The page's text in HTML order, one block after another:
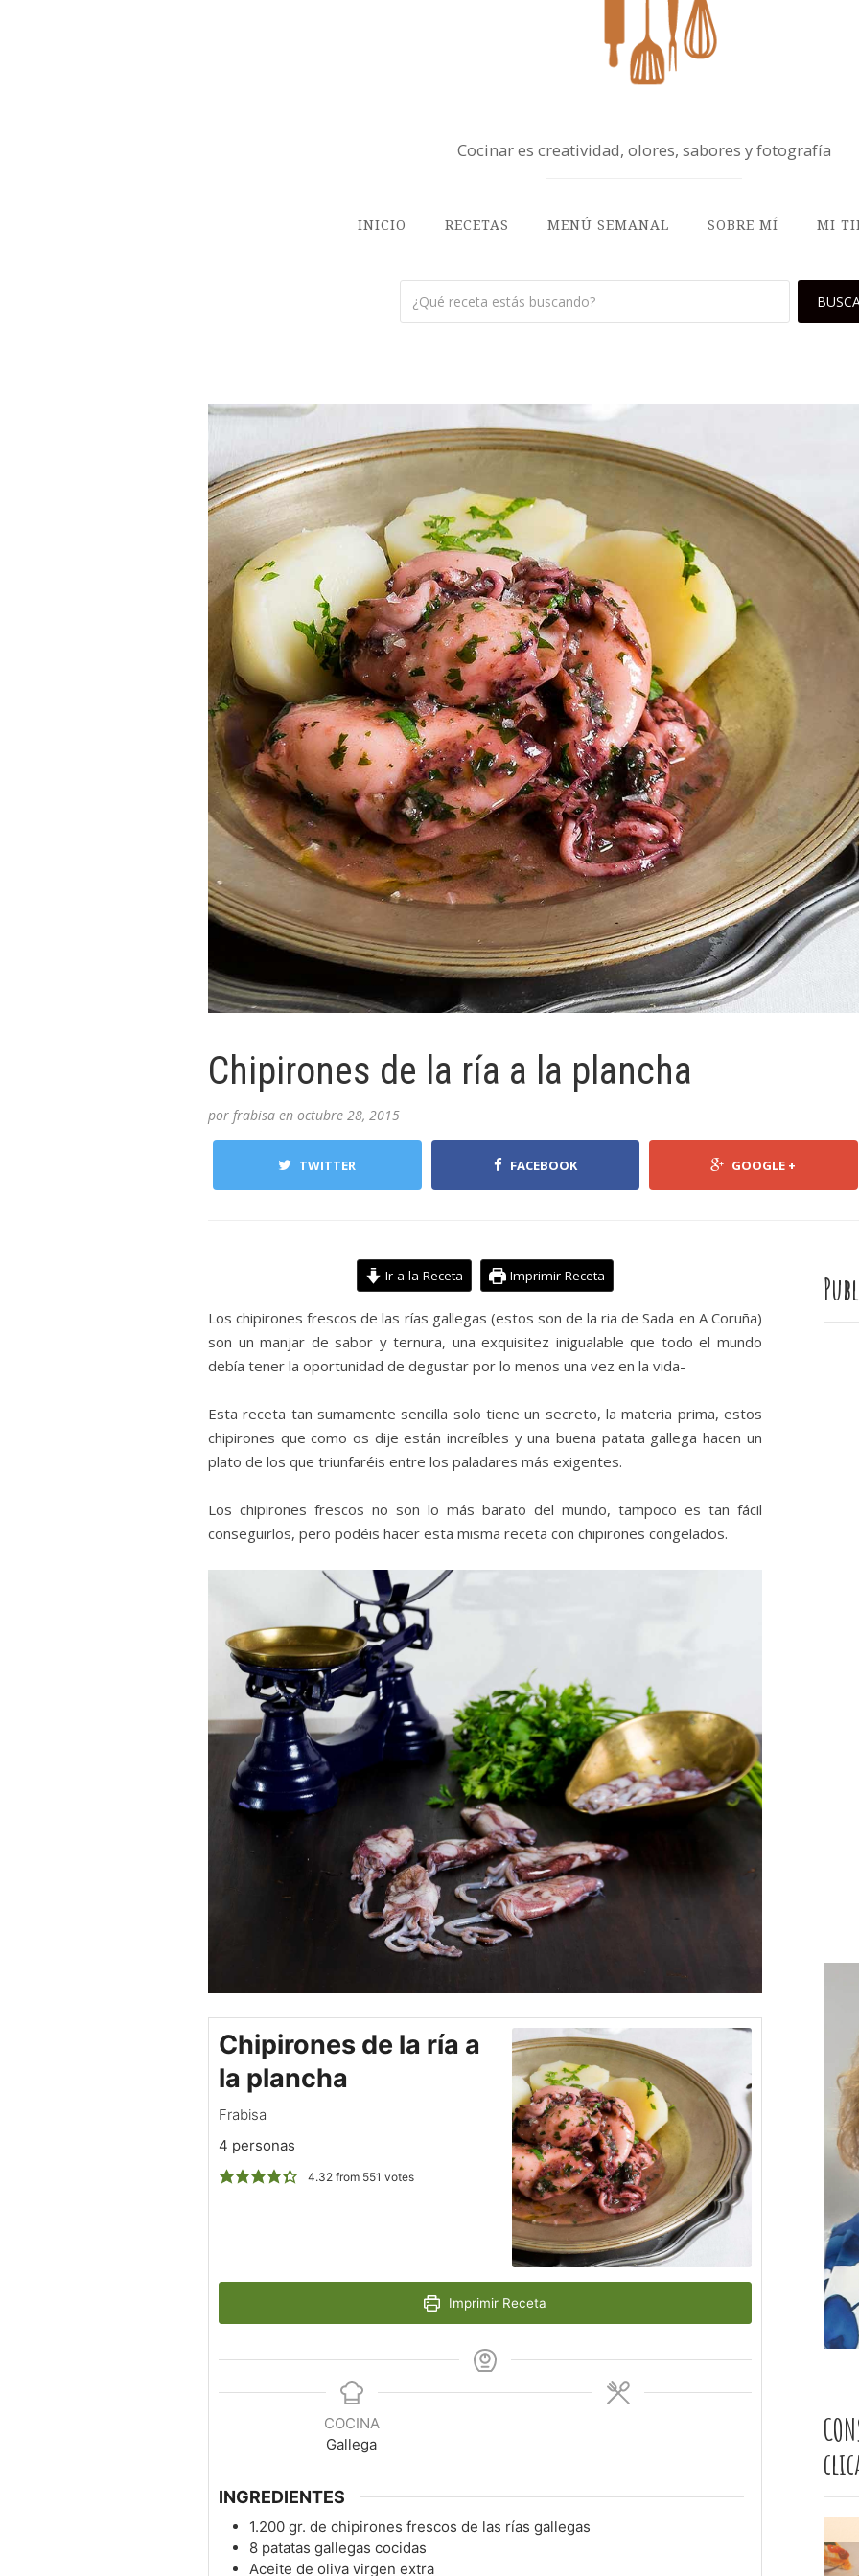
Cocinar es creatividad, olores, sabores y fotografía
INICIO RECETAS MENÚ SEMANAL SOBRE MÍ MI
Chipirones de la ría a la plancha
por frabisa en octubre 28, 2015
TWITTER FACEBOOK GOOGLE +
Ir a la Receta Imprimir Receta
Los chipirones frescos de las rías gallegas (estos son de la ria de Sada en A Coruña)
son un manjar de sabor y ternura, una exquisitez inigualable que todo el mundo
debía tener la oportunidad de degustar por lo menos una vez en la vida-
Esta receta tan sumamente sencilla solo tiene un secreto, la materia prima, estos
chipirones que como os dije están increíbles y una buena patata gallega hacen un
plato de los que triunfaréis entre los paladares más exigentes.
Los chipirones frescos no son lo más barato del mundo, tampoco es tan fácil
conseguirlos, pero podéis hacer esta misma receta con chipirones congelados.
Chipirones de la ría a
la plancha
Frabisa
4 personas
4.32from 551 votes
Imprimir Receta
COCINA
Gallega
INGREDIENTES
1.200 gr. de chipirones frescos de las rías gallegas
8 patatas gallegas cocidas
Aceite de oliva virgen extra